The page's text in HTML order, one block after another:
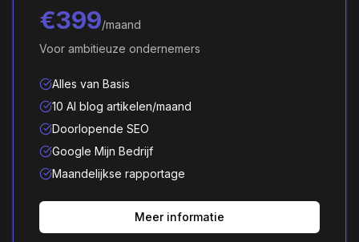
€399/maand
Voor ambitieuze ondernemers
Alles van Basis
10 AI blog artikelen/maand
Doorlopende SEO
Google Mijn Bedrijf
Maandelijkse rapportage
Meer informatie